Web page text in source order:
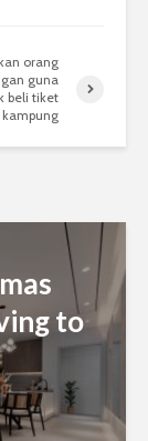
orang
guna
beli tiket
kampung
to